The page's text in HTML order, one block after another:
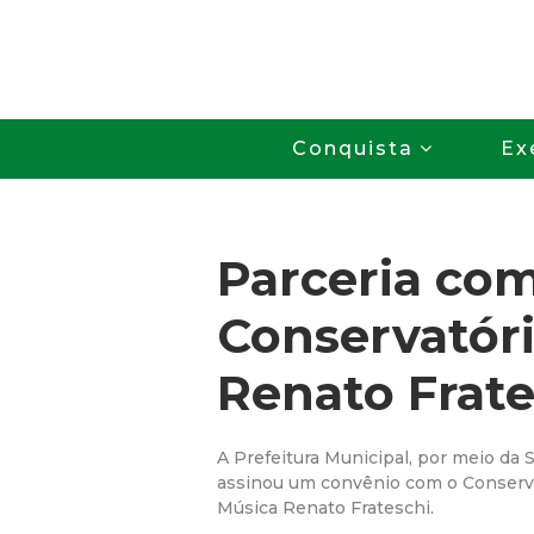
Conquista
Parceria
Renato
A Prefeitura Municipal, por meio da
assinou um convênio com o
Música Renato Frateschi.